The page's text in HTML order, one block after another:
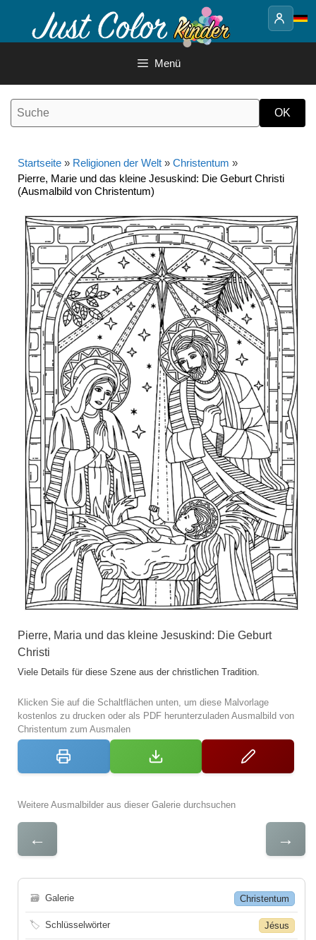
Inhalt
Menü
Startseite » Religionen der Welt » Christentum »
Pierre, Marie und das kleine Jesuskind: Die Geburt Christi
(Ausmalbild von Christentum)
Pierre, Maria und das kleine Jesuskind: Die Geburt
Christi
Viele Details für diese Szene aus der christlichen Tradition.
Klicken Sie auf die Schaltflächen unten, um diese Malvorlage
kostenlos zu drucken oder als PDF herunterzuladen Ausmalbild von
Christentum zum Ausmalen
Weitere Ausmalbilder aus dieser Galerie durchsuchen
← →
🗃 Galerie Christentum
🏷 Schlüsselwörter Jésus